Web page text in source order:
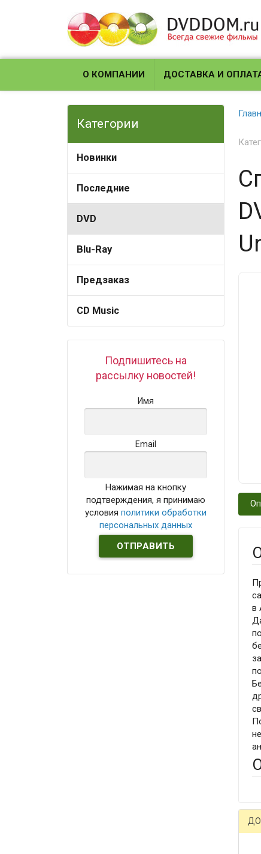
О КОМПАНИИ ДОСТАВКА И
Категории
Новинки
Последние
DVD
Blu-Ray
Предзаказ
CD Music
Подпишитесь на
рассылку новостей!
Имя
Email
Нажимая на кнопку
подтверждения, я принимаю
условияполитики обработки
персональных данных
в